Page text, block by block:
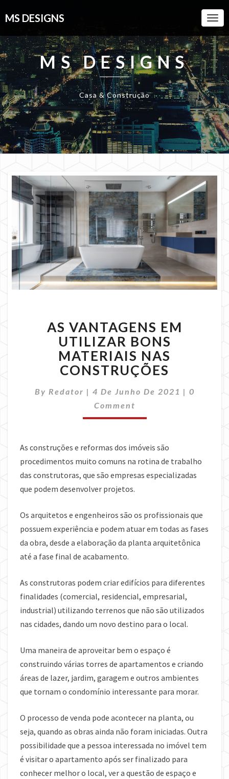
MS DESIGNS
MS DESIGNS
Casa & Construção
VANTAGENS
EM
UTILIZAR
BONS
MATERIAIS
CONSTRUÇÕES
AS VANTAGENS EM
UTILIZAR BONS
MATERIAIS NAS
CONSTRUÇÕES
By Redator | 4 De Junho De 2021 | 0
Comment
As construções e reformas dos imóveis são
procedimentos muito comuns na rotina de trabalho
das construtoras, que são empresas especializadas
que podem desenvolver projetos.
Os arquitetos e engenheiros são os profissionais que
possuem experiência e podem atuar em todas as fases
da obra, desde a elaboração da planta arquitetônica
até a fase final de acabamento.
As construtoras podem criar edifícios para diferentes
finalidades (comercial, residencial, empresarial,
industrial) utilizando terrenos que não são utilizados
nas cidades, dando um novo destino para o local.
Uma maneira de aproveitar bem o espaço é
construindo várias torres de apartamentos e criando
áreas de lazer, jardim, garagem e outros ambientes
que tornam o condomínio interessante para morar.
O processo de venda pode acontecer na planta, ou
seja, quando as obras ainda não foram iniciadas. Outra
possibilidade que a pessoa interessada no imóvel tem
é visitar o apartamento após ser finalizado para
conhecer melhor o local, ver a questão de espaço e